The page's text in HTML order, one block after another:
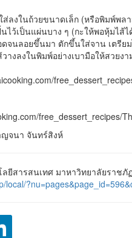
ในถ้วยขนาดเล็ก (หรือพิมพ์พลา
เป็นแผ่นบาง ๆ (กะให้พอหุ้มไส้ไ
จนลอยขึ้นมา ตักขึ้นใส่จาน เตรีย
ลงในพิมพ์อย่างเบามือให้สวยงา
free_dessert_recipes/
จนา จันทร์สิงห์
ยีสารสนเทศ มาหาวิทยาลัยราช
local/